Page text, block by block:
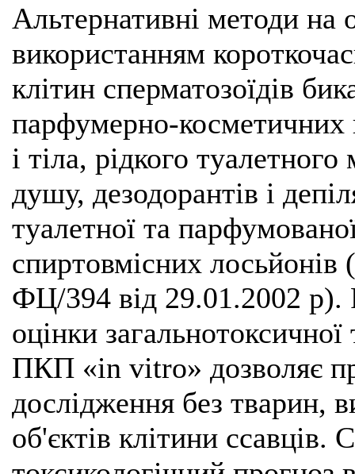
Альтернативні методи на
використанням
клітин сперматозоїдів
парфумерно-косметичних
і тіла, рідкого
душу, дезодорантів і
туалетної та
спиртовмісних
ФЦ/394 від 29.01.2002 р).
оцінки
ПКП «in vitro» дозволяє
дослідження без тварин,
об'єктів клітини ссавців.